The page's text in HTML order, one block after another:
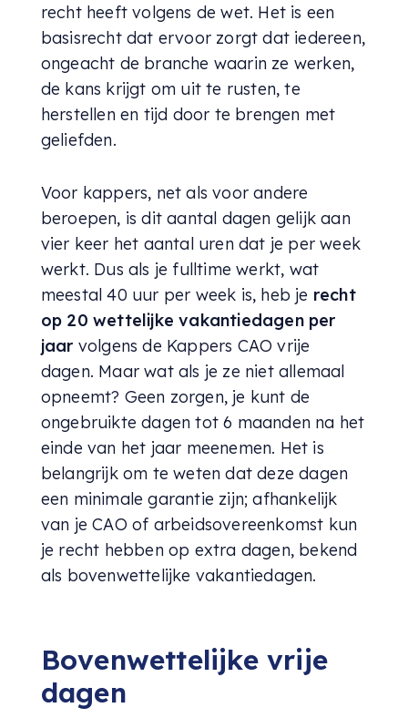
recht heeft volgens de wet. Het is een
basisrecht dat ervoor zorgt dat iedereen,
ongeacht de branche waarin ze werken,
de kans krijgt om uit te rusten, te
herstellen en tijd door te brengen met
geliefden.
Voor kappers, net als voor andere
beroepen, is dit aantal dagen gelijk aan
vier keer het aantal uren dat je per week
werkt. Dus als je fulltime werkt, wat
meestal 40 uur per week is, heb je recht
op 20 wettelijke vakantiedagen per
jaar volgens de Kappers CAO vrije
dagen. Maar wat als je ze niet allemaal
opneemt? Geen zorgen, je kunt de
ongebruikte dagen tot 6 maanden na het
einde van het jaar meenemen. Het is
belangrijk om te weten dat deze dagen
een minimale garantie zijn; afhankelijk
van je CAO of arbeidsovereenkomst kun
je recht hebben op extra dagen, bekend
als bovenwettelijke vakantiedagen.
Bovenwettelijke vrije
dagen